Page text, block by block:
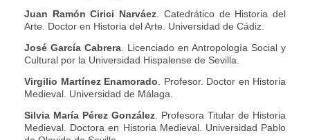
Juan Ramón Cirici Narváez . Catedrático de Historia del
Arte. Doctor en Historia del Arte. Universidad de Cádiz
José García Cabrera . Licenciado en Antropología Social y
Cultural por la Universidad Hispalense de Sevilla.
Virgilio Martínez Enamorado . Profesor. Doctor en Historia
Medieval. Universidad de Málaga.
Silvia María Pérez González . Profesora Titular de Historia
Medieval. Doctora en Historia Medieval. Universidad Pablo